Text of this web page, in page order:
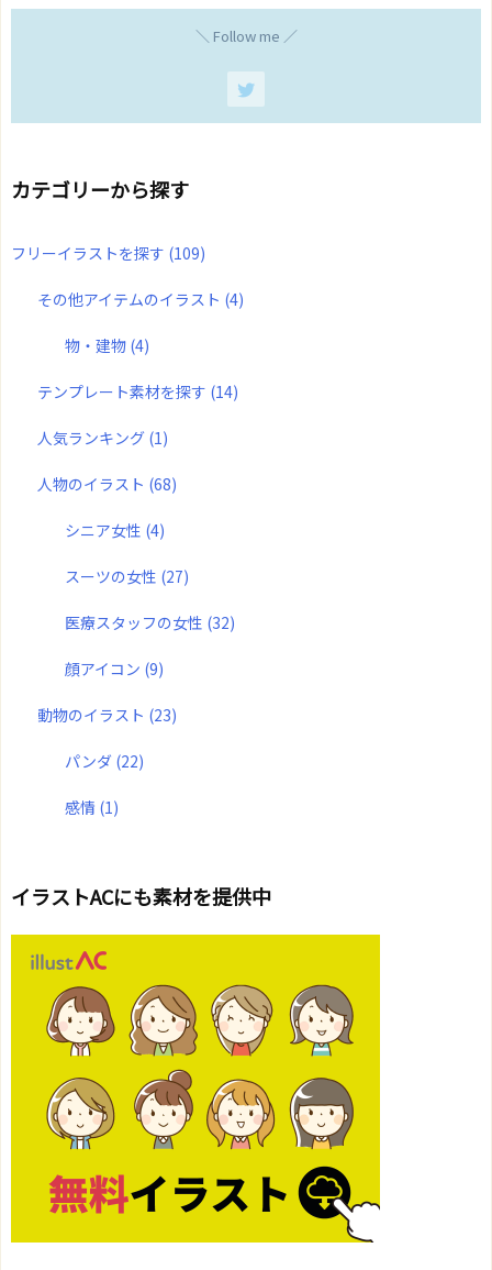
＼ Follow me ／
カテゴリーから探す
フリーイラストを探す (109)
その他アイテムのイラスト (4)
物・建物 (4)
テンプレート素材を探す (14)
人気ランキング (1)
人物のイラスト (68)
シニア女性 (4)
スーツの女性 (27)
医療スタッフの女性 (32)
顔アイコン (9)
動物のイラスト (23)
パンダ (22)
感情 (1)
イラストACにも素材を提供中